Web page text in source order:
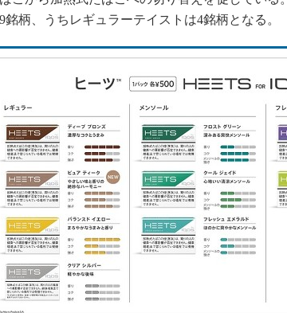
銘柄、うちレギュラーテイストは4銘柄となる。